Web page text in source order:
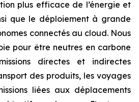
plus efficace de l’énergie et
que le déploiement à grande
connectés au cloud. Nous
pour être neutres en carbone
directes et indirectes
des produits, les voyages
liées aux déplacements